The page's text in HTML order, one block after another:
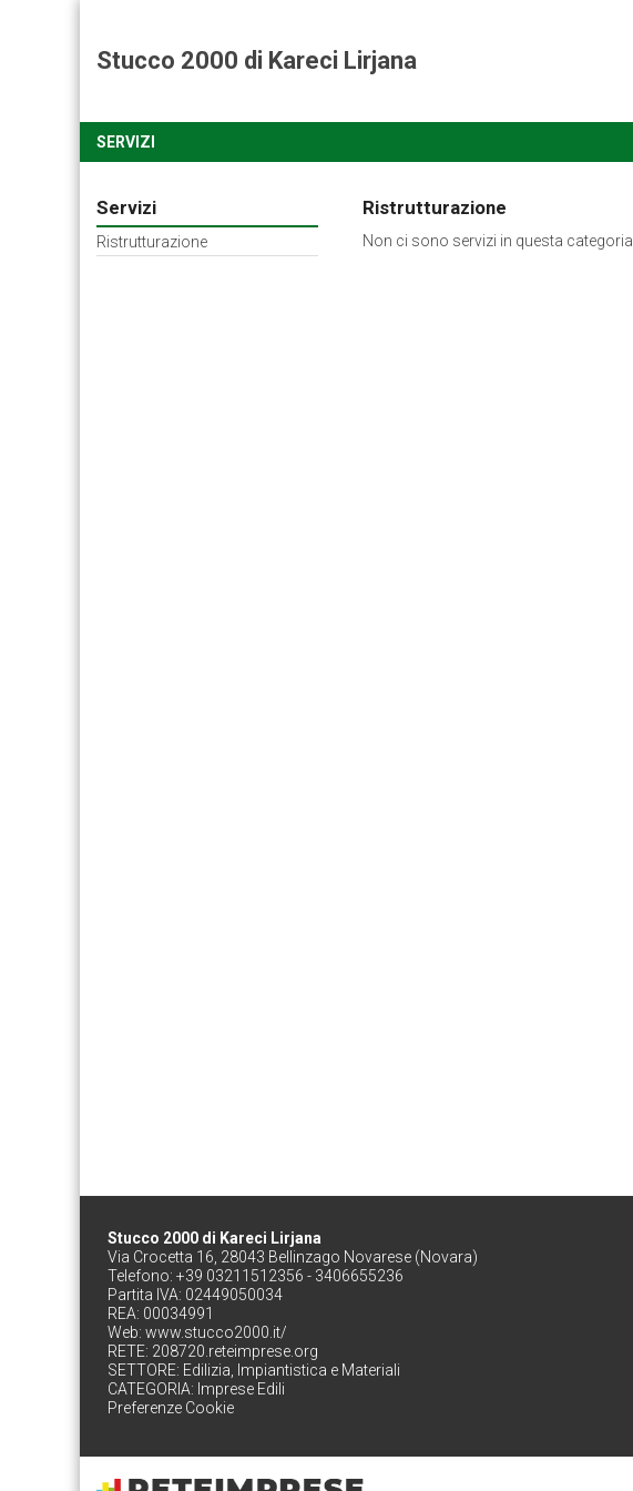
Stucco 2000 di Kareci Lirjana
SERVIZI
Servizi
Ristrutturazione
Ristrutturazione
Non ci sono servizi in questa categoria.
Stucco 2000 di Kareci Lirjana
Via Crocetta 16, 28043 Bellinzago Novarese (Novara)
Telefono: +39 03211512356 - 3406655236
Partita IVA: 02449050034
REA: 00034991
Web: www.stucco2000.it/
RETE: 208720.reteimprese.org
SETTORE: Edilizia, Impiantistica e Materiali
CATEGORIA: Imprese Edili
Preferenze Cookie